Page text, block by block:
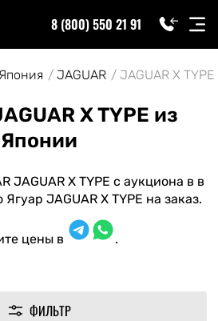
8 (800) 550 21 91
JAGUAR JAGUAR X TYPE
X TYPE из
Японии
JAGUAR X TYPE с аукциона в в
JAGUAR X TYPE на заказ.
цены в .
ФИЛЬТР